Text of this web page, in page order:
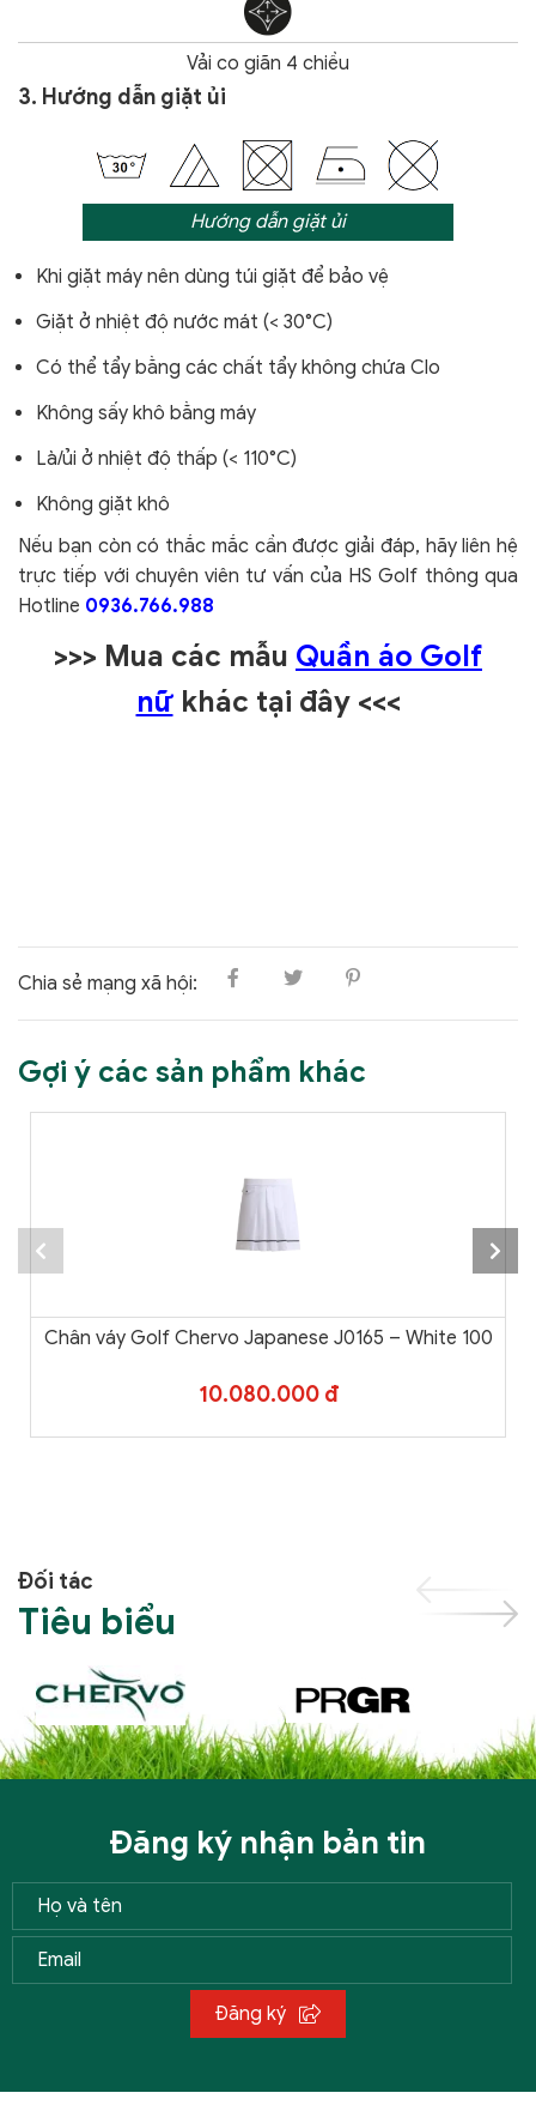
Vải co giãn 4 chiều
3. Hướng dẫn giặt ủi
Hướng dẫn giặt ủi
Khi giặt máy nên dùng túi giặt để bảo vệ
Giặt ở nhiệt độ nước mát (< 30°C)
Có thể tẩy bằng các chất tẩy không chứa Clo
Không sấy khô bằng máy
Là/ủi ở nhiệt độ thấp (< 110°C)
Không giặt khô
Nếu bạn còn có thắc mắc cần được giải đáp, hãy liên hệ
trực tiếp với chuyên viên tư vấn của HS Golf thông qua
Hotline 0936.766.988
>>> Mua các mẫu Quần áo Golf
nữkhác tại đây <<<
Chia sẻ mạng xã hội:
Gợi ý các sản phẩm khác
Chân váy Golf Chervo Japanese J0165 – White 100
10.080.000 đ
Đối tác
Tiêu biểu
Đăng ký nhận bản tin
Đăng ký